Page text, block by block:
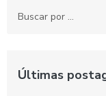
Últimas